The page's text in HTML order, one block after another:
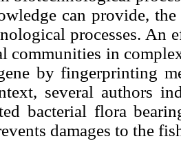
can provide,
processes. An
communities in
by fingerprinting
several authors
bacterial flora
damages to the